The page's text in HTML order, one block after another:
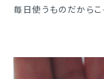
毎日使うものだからこ